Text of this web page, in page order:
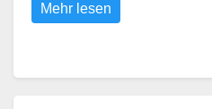
Mehr lesen